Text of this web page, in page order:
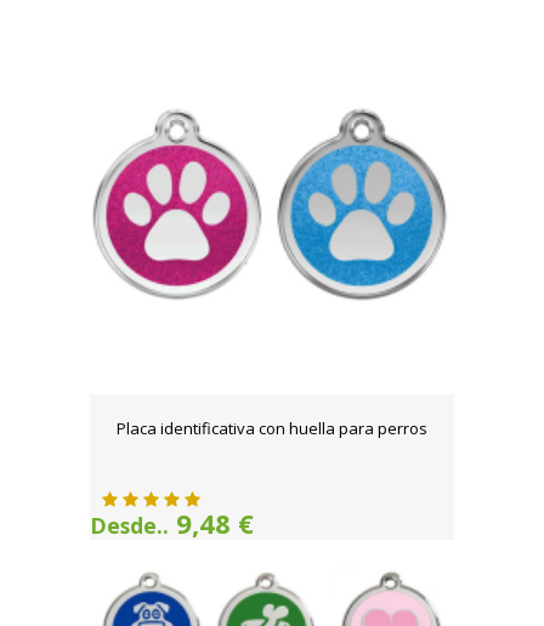
Placa identificativa con huella para perros
Desde.. 9,48 €